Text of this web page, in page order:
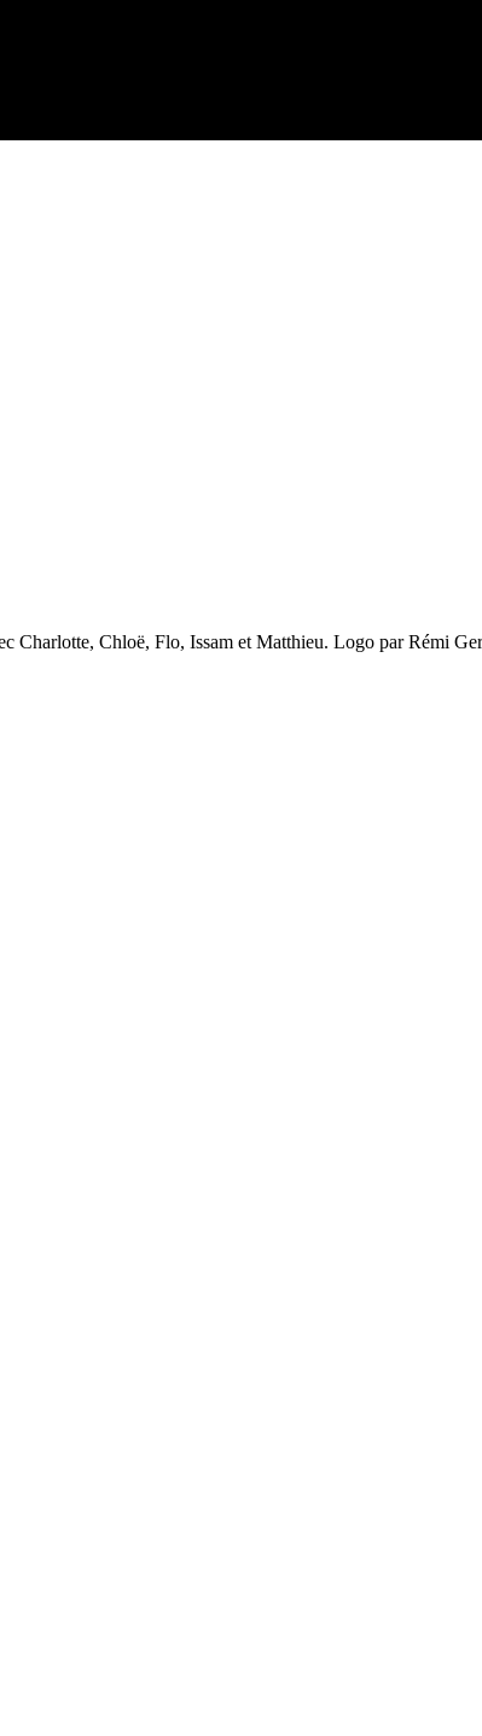
Charlotte, Chloë, Flo, Issam et Matthieu. Logo par Rémi